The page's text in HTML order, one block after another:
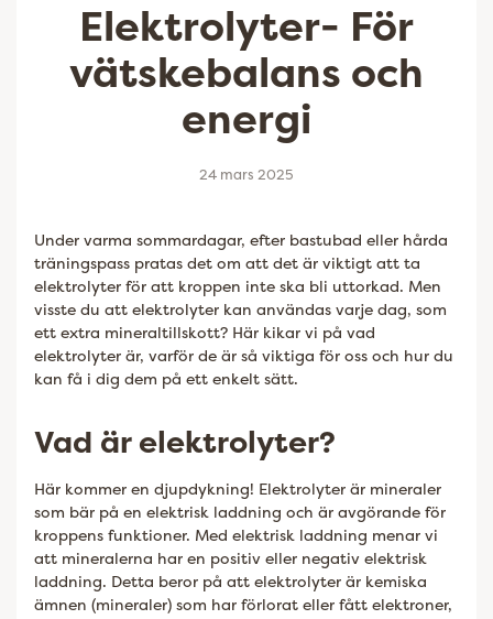
Elektrolyter- För
vätskebalans och
energi
24 mars 2025
Under varma sommardagar, efter bastubad eller hårda
träningspass pratas det om att det är viktigt att ta
elektrolyter för att kroppen inte ska bli uttorkad. Men
visste du att elektrolyter kan användas varje dag, som
ett extra mineraltillskott? Här kikar vi på vad
elektrolyter är, varför de är så viktiga för oss och hur du
kan få i dig dem på ett enkelt sätt.
Vad är elektrolyter?
Här kommer en djupdykning! Elektrolyter är mineraler
som bär på en elektrisk laddning och är avgörande för
kroppens funktioner. Med elektrisk laddning menar vi
att mineralerna har en positiv eller negativ elektrisk
laddning. Detta beror på att elektrolyter är kemiska
ämnen (mineraler) som har förlorat eller fått elektroner,